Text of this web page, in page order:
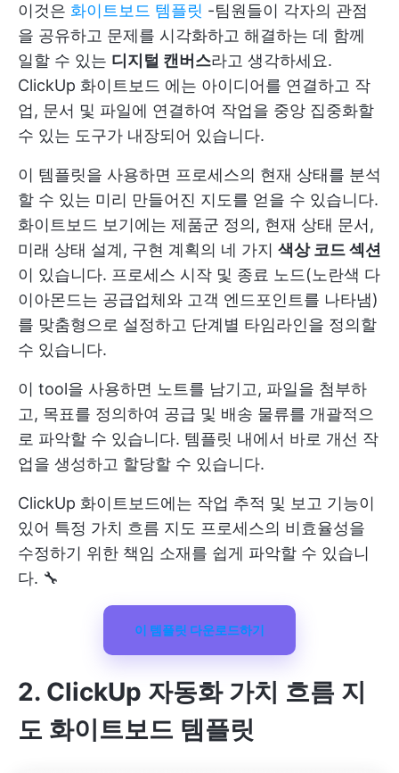
이것은 화이트보드 템플릿 -팀원들이 각자의 관점
을 공유하고 문제를 시각화하고 해결하는 데 함께
일할 수 있는 디지털 캔버스라고 생각하세요.
ClickUp 화이트보드 에는 아이디어를 연결하고 작
업, 문서 및 파일에 연결하여 작업을 중앙 집중화할
수 있는 도구가 내장되어 있습니다.
이 템플릿을 사용하면 프로세스의 현재 상태를 분석
할 수 있는 미리 만들어진 지도를 얻을 수 있습니다.
화이트보드 보기에는 제품군 정의, 현재 상태 문서,
미래 상태 설계, 구현 계획의 네 가지 색상 코드 섹션
이 있습니다. 프로세스 시작 및 종료 노드(노란색 다
이아몬드는 공급업체와 고객 엔드포인트를 나타냄)
를 맞춤형으로 설정하고 단계별 타임라인을 정의할
수 있습니다.
이 tool을 사용하면 노트를 남기고, 파일을 첨부하
고, 목표를 정의하여 공급 및 배송 물류를 개괄적으
로 파악할 수 있습니다. 템플릿 내에서 바로 개선 작
업을 생성하고 할당할 수 있습니다.
ClickUp 화이트보드에는 작업 추적 및 보고 기능이
있어 특정 가치 흐름 지도 프로세스의 비효율성을
수정하기 위한 책임 소재를 쉽게 파악할 수 있습니
다. 🔧
이 템플릿 다운로드하기
2. ClickUp 자동화 가치 흐름 지
도 화이트보드 템플릿